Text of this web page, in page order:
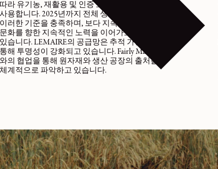
라 유기농, 재활용 및 인증 소재를 우선적으로
용합니다. 2025년까지 전체 생산의 62%가
러한 기준을 충족하며, 보다 지속 가능한 소재
화를 향한 지속적인 노력을 이어가고
습니다. LEMAIRE의 공급망은 추적 가능성을
해 투명성이 강화되고 있습니다. Fairly Made®
의 협업을 통해 원자재와 생산 공장의 출처를
계적으로 파악하고 있습니다.